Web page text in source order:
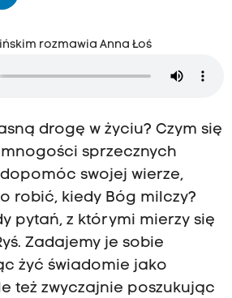
rozmawia Anna Łoś
drogę w życiu? Czym się
sprzecznych
swojej wierze,
robić, kiedy Bóg milczy?
pytań, z którymi mierzy się
Zadajemy je sobie
żyć świadomie jako
też zwyczajnie poszukując